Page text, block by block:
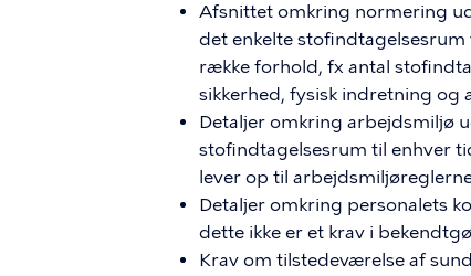
Afsnittet omkring normering
det enkelte
række forhold, fx antal
sikkerhed, fysisk indretning og
Detaljer omkring arbejdsmiljø
stofindtagelsesrum til enhver
lever op til
Detaljer omkring personalets
dette ikke er et krav i
Krav om tilstedeværelse af